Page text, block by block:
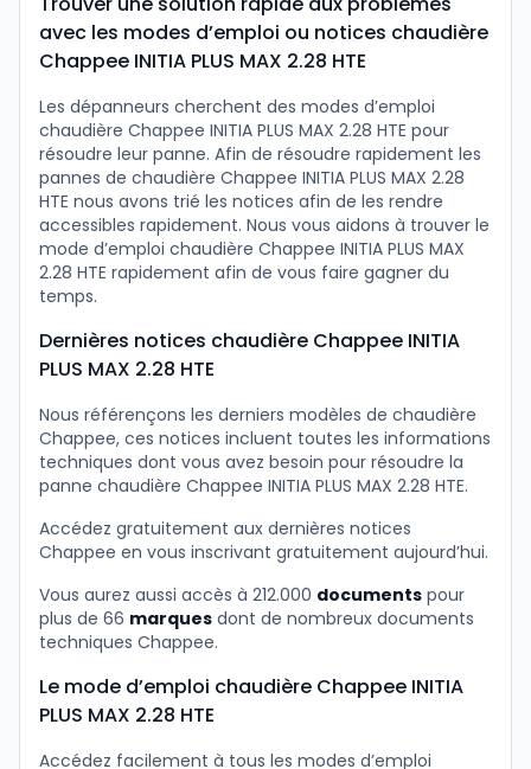
avec les modes d’emploi ou notices chaudière
Chappee INITIA PLUS MAX 2.28 HTE
Les dépanneurs cherchent des modes d’emploi
chaudière Chappee INITIA PLUS MAX 2.28 HTE pour
résoudre leur panne. Afin de résoudre rapidement les
pannes de chaudière Chappee INITIA PLUS MAX 2.28
HTE nous avons trié les notices afin de les rendre
accessibles rapidement. Nous vous aidons à trouver le
mode d’emploi chaudière Chappee INITIA PLUS MAX
2.28 HTE rapidement afin de vous faire gagner du
temps.
Dernières notices chaudière Chappee INITIA
PLUS MAX 2.28 HTE
Nous référençons les derniers modèles de chaudière
Chappee, ces notices incluent toutes les informations
techniques dont vous avez besoin pour résoudre la
panne chaudière Chappee INITIA PLUS MAX 2.28 HTE.
Accédez gratuitement aux dernières notices
Chappee en vous inscrivant gratuitement aujourd’hui.
Vous aurez aussi accès à 212.000 documents pour
plus de 66 marques dont de nombreux documents
techniques Chappee.
Le mode d’emploi chaudière Chappee INITIA
PLUS MAX 2.28 HTE
Accédez facilement à tous les modes d’emploi